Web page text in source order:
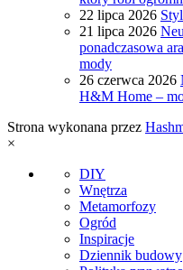
22 lipca 2026
21 lipca 2026
ponadczasowa
mody
26 czerwca 2026
H&M Home –
Strona wykonana przez
×
DIY
Wnętrza
Metamorfozy
Ogród
Inspiracje
Dziennik budowy